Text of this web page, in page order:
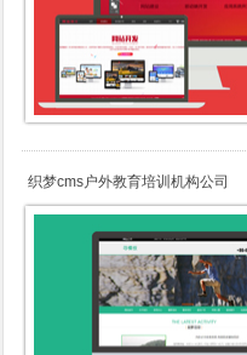
织梦cms户外教育培训机构公司